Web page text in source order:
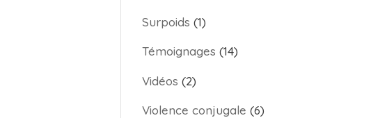
Surpoids (1)
Témoignages (14)
Vidéos (2)
Violence conjugale (6)